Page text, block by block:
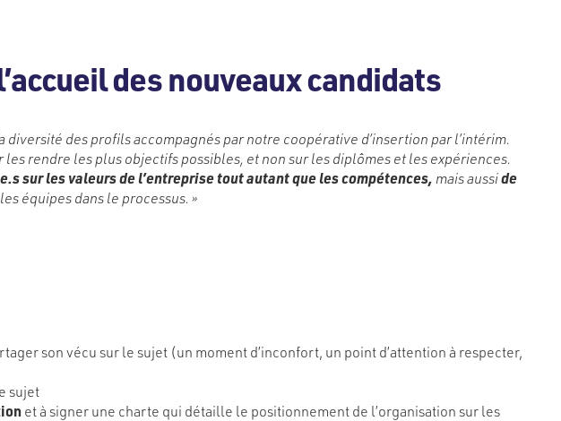
des nouveaux candidats
des profils accompagnés par notre coopérative d’insertion par l’intérim.
rendre les plus objectifs possibles, et non sur les diplômes et les expériences.
sur les valeurs de l’entreprise tout autant que les compétences, mais ausside
équipes dans le processus. »
son vécu sur le sujet (un moment d’inconfort, un point d’attention à respecter,
sujet
et à signer une charte qui détaille le positionnement de l’organisation sur les